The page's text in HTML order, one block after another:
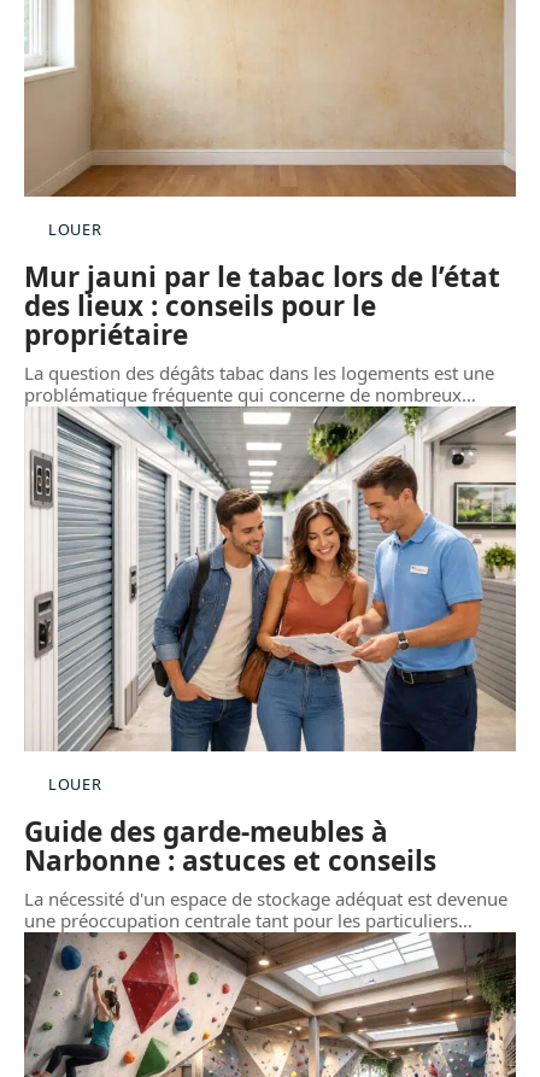
LOUER
Mur jauni par le tabac lors de l’état
des lieux : conseils pour le
propriétaire
La question des dégâts tabac dans les logements est une
problématique fréquente qui concerne de nombreux…
LOUER
Guide des garde-meubles à
Narbonne : astuces et conseils
La nécessité d'un espace de stockage adéquat est devenue
une préoccupation centrale tant pour les particuliers…